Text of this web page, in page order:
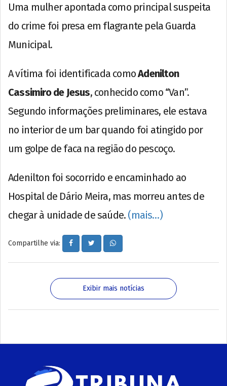
Uma mulher apontada como principal suspeita
do crime foi presa em flagrante pela Guarda
Municipal.
A vítima foi identificada comoAdenilton
Cassimiro de Jesus, conhecido como “Van”.
Segundo informações preliminares, ele estava
no interior de um bar quando foi atingido por
um golpe de faca na região do pescoço.
Adenilton foi socorrido e encaminhado ao
Hospital de Dário Meira, mas morreu antes de
chegar à unidade de saúde. (mais…)
Compartilhe via:
Exibir mais notícias